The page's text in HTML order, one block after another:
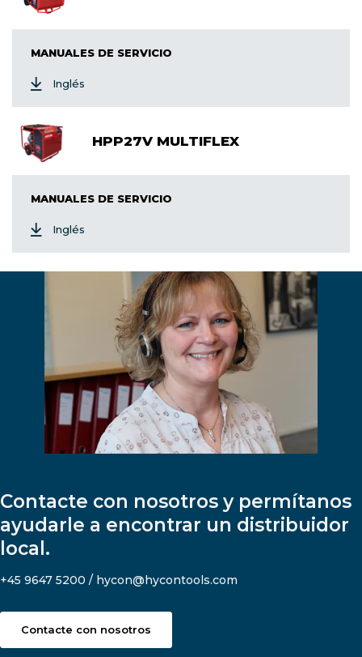
MANUALES DE SERVICIO
Inglés
HPP27V MULTIFLEX
MANUALES DE SERVICIO
Inglés
Contacte con nosotros y permítanos
ayudarle a encontrar un distribuidor
local.
+45 9647 5200 / hycon@hycontools.com
Contacte con nosotros